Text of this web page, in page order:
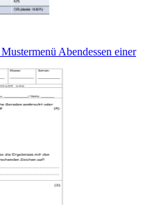
Abendessen einer